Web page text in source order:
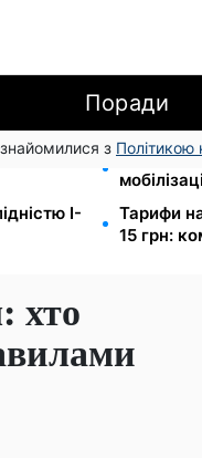
Поради
з Політикою
в
I-
Тарифи
15 грн:
хто